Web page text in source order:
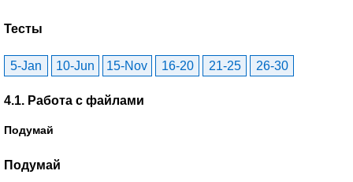
Тесты
5-Jan 10-Jun 15-Nov 16-20 21-25 26-30
4.1. Работа с файлами
Подумай
Подумай